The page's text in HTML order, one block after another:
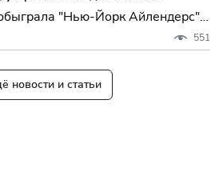
"Нью-Йорк Айлендерс" в
Национальной
Встреча в Сент-Поле
551
новости и статьи